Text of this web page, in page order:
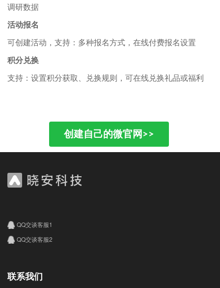
调研数据
活动报名
可创建活动，支持：多种报名方式，在线付费报名设置
积分兑换
支持：设置积分获取、兑换规则，可在线兑换礼品或福利
创建自己的微官网>>
QQ交谈客服1
QQ交谈客服2
联系我们